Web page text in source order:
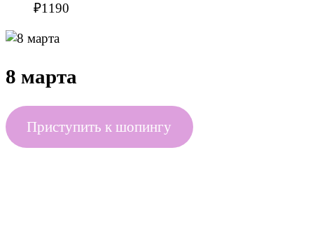
₽1190
8 марта
Приступить к шопингу